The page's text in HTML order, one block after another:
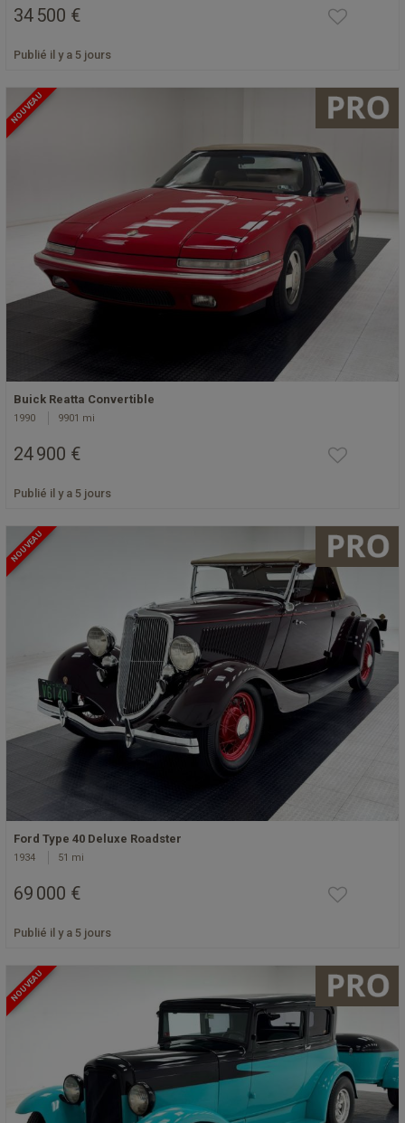
34 500 €
Publié il y a 5 jours
NOUVEAU
Buick Reatta Convertible
1990 9901 mi
24 900 €
Publié il y a 5 jours
NOUVEAU
Ford Type 40 Deluxe Roadster
1934 51 mi
69 000 €
Publié il y a 5 jours
NOUVEAU